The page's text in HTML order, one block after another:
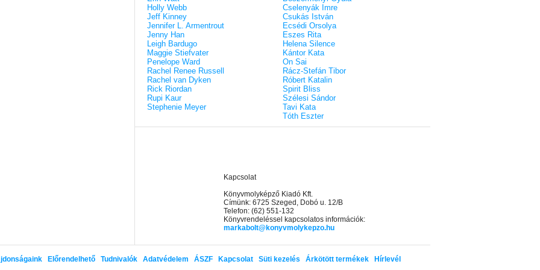
Holly Webb
Jeff Kinney
Jennifer L. Armentrout
Jenny Han
Leigh Bardugo
Maggie Stiefvater
Penelope Ward
Rachel Renee Russell
Rachel van Dyken
Rick Riordan
Rupi Kaur
Stephenie Meyer
Cselenyák Imre
Csukás István
Ecsédi Orsolya
Eszes Rita
Helena Silence
Kántor Kata
On Sai
Rácz-Stefán Tibor
Róbert Katalin
Spirit Bliss
Szélesi Sándor
Tavi Kata
Tóth Eszter
Kapcsolat
Könyvmolyképző Kiadó Kft.
Címünk: 6725 Szeged, Dobó u. 12/B
Telefon: (62) 551-132
Könyvrendeléssel kapcsolatos információk:
markabolt@konyvmolykepzo.hu
Előrendelhető Tudnivalók Adatvédelem ÁSZF Kapcsolat Süti kezelés Árkötött termékek Hírlevél